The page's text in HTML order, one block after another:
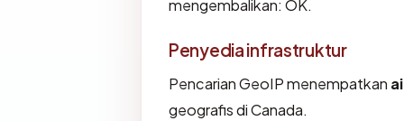
mengembalikan: OK.
Penyedia infrastruktur
Pencarian GeoIP menempatkan
geografis di Canada.